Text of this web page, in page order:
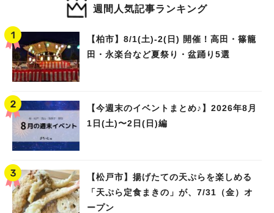
週間人気記事ランキング
【柏市】8/1(土)‐2(日) 開催！高田・篠籠
田・永楽台など夏祭り・盆踊り5選
【今週末のイベントまとめ♪】2026年8月
1日(土)〜2日(日)編
【松戸市】揚げたての天ぷらを楽しめる
「天ぷら定食まきの」が、7/31（金）オ
ープン